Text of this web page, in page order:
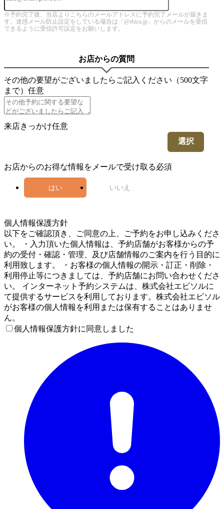
※予約完了後、当店よりこちらのメールアドレスに予約完了メールが届きま
す。迷惑メール防止設定をしている場合は「@ebica.jp」からのメールを受信
できるように受信許可設定をお願いします。
お店からの質問
その他の要望がございましたらご記入ください（500文字
まで） 任意
来店きっかけ任意
選択
お店からのお得な情報をメールで受け取る必須
はい いいえ
個人情報保護方針
以下をご確認頂き、ご同意の上、ご予約をお申し込みくださ
い。 ・入力頂いた個人情報は、予約店舗がお客様からの予
約の受付・確認・管理、及び店舗情報のご案内を行う目的に
利用致します。 ・お客様の個人情報の開示・訂正・削除・
利用停止等につきましては、予約店舗にお問い合わせくださ
い。 インターネット予約システムは、株式会社エビソルに
て提供するサービスを利用しております。株式会社エビソル
がお客様の個人情報を利用または保有することはありませ
ん。
個人情報保護方針に同意しました